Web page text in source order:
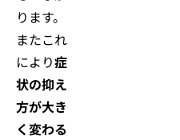
ります。
またこれ
により症
状の抑え
方が大き
く変わる